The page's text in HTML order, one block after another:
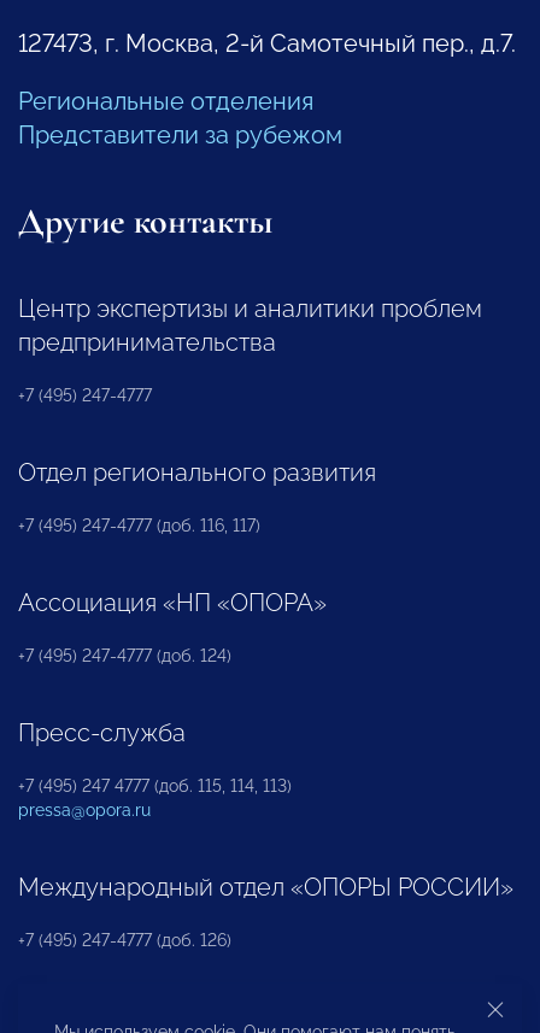
127473, г. Москва, 2-й Самотечный пер., д.7.
Региональные отделения
Представители за рубежом
Другие контакты
Центр экспертизы и аналитики проблем
предпринимательства
+7 (495) 247-4777
Отдел регионального развития
+7 (495) 247-4777 (доб. 116, 117)
Ассоциация «НП «ОПОРА»
+7 (495) 247-4777 (доб. 124)
Пресс-служба
+7 (495) 247 4777 (доб. 115, 114, 113)
pressa@opora.ru
Международный отдел «ОПОРЫ РОССИИ»
+7 (495) 247-4777 (доб. 126)
Бюро по защите прав предпринимателей и